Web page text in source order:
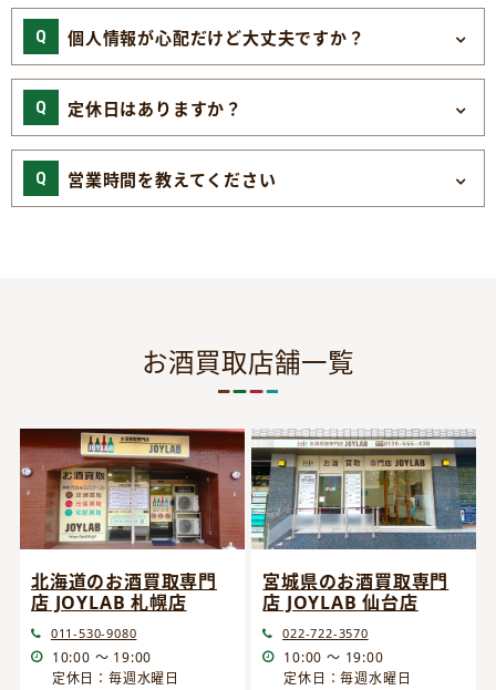
個人情報が心配だけど大丈夫ですか？
定休日はありますか？
営業時間を教えてください
お酒買取店舗一覧
北海道のお酒買取専門
店 JOYLAB 札幌店
011-530-9080
10:00 ～ 19:00
定休日：毎週水曜日
宮城県のお酒買取専門
店 JOYLAB 仙台店
022-722-3570
10:00 ～ 19:00
定休日：毎週水曜日